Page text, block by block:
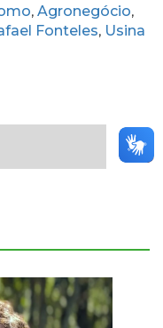
, Agronegócio,
Fonteles, Usina